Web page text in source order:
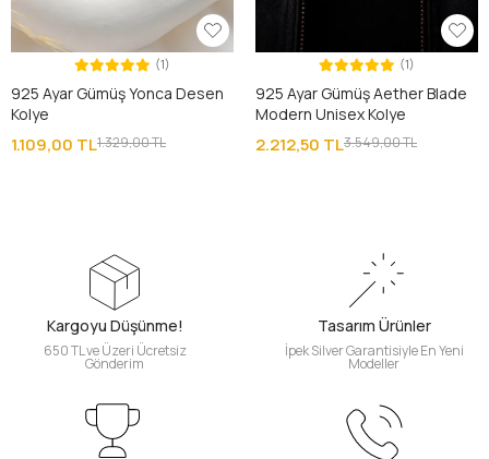
(1)
925 Ayar Gümüş Yonca Desen
Kolye
1.109,00 TL1.329,00 TL
(1)
925 Ayar Gümüş Aether Blade
Modern Unisex Kolye
2.212,50 TL3.549,00 TL
Kargoyu Düşünme!
650 TL ve Üzeri Ücretsiz
Gönderim
Tasarım Ürünler
İpek Silver Garantisiyle En Yeni
Modeller